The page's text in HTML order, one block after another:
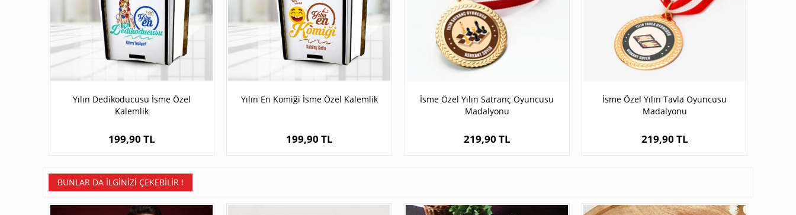
Yılın Dedikoducusu İsme Özel
Kalemlik
199,90 TL
Yılın En Komiği İsme Özel Kalemlik
199,90 TL
İsme Özel Yılın Satranç Oyuncusu
Madalyonu
219,90 TL
İsme Özel Yılın Tavla Oyuncusu
Madalyonu
219,90 TL
BUNLAR DA İLGINIZI ÇEKEBILIR !